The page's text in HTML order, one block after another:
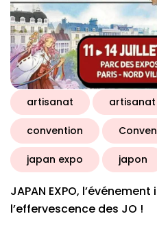
artisanat
convention
japan expo japon
JAPAN EXPO,
l’effervescence des JO !